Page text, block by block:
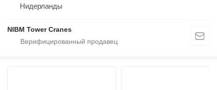
Нидерланды
NIBM Tower Cranes